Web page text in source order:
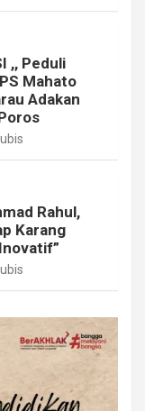
,, Peduli
Mahato
Adakan
Rahul,
Karang